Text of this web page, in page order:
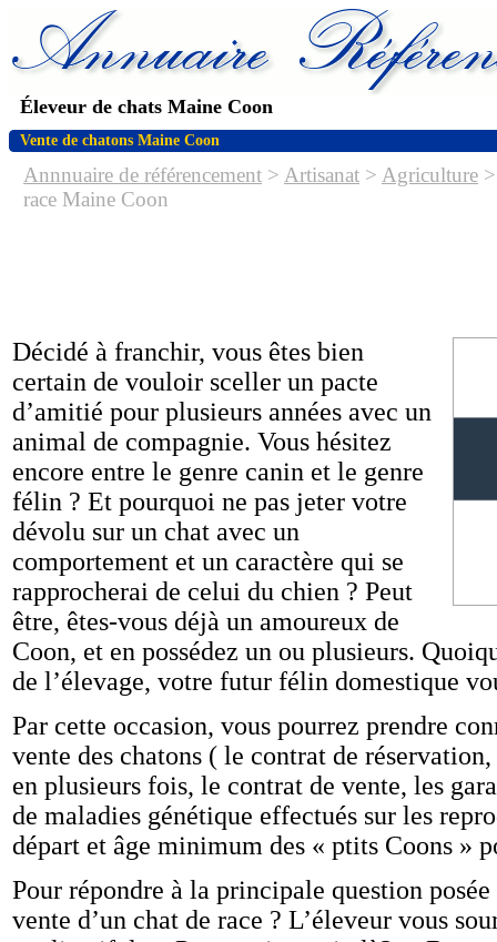
Éleveur de chats Maine Coon
Vente de chatons Maine Coon
Annnuaire de référencement > Artisanat > Agriculture
race Maine Coon
Décidé à franchir, vous êtes bien
certain de vouloir sceller un pacte
d’amitié pour plusieurs années avec un
animal de compagnie. Vous hésitez
encore entre le genre canin et le genre
félin ? Et pourquoi ne pas jeter votre
dévolu sur un chat avec un
comportement et un caractère qui se
rapprocherai de celui du chien ? Peut
être, êtes-vous déjà un amoureux de
Coon, et en possédez un ou plusieurs.
de l’élevage, votre futur félin domestique
Par cette occasion, vous pourrez prendre
vente des chatons ( le contrat de
en plusieurs fois, le contrat de vente, les
de maladies génétique effectués sur les
départ et âge minimum des « ptits Coons »
Pour répondre à la principale question
vente d’un chat de race ? L’éleveur vous